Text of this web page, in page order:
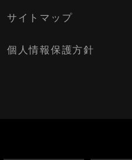
サイトマップ
個人情報保護方針